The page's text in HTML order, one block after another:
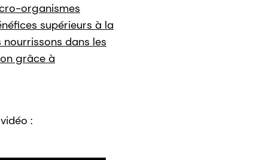
organismes
supérieurs à la
dans les
grâce à
: